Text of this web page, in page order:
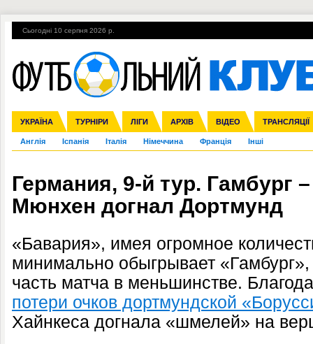
Сьогодні 10 серпня 2026 р.
УКРАЇНА ТУРНІРИ ЛІГИ АРХІВ ВІДЕО ТРАНСЛЯЦІЇ
Збірна Прем'єр-ліга Перша ліга Друга ліга Кубок України
Ліга чемпіонів Ліга Європи Міжнародні Ліга націй Ліга
Англія Іспанія Італія Німеччина Франція Інші
ЧС-2014 ЄВРО-2016 Росія Кубок конфедерацій ЧЄ-2015 (U-
Гарячі теми УПЛ, 2-й тур ВІЙНА УПЛ-ПЕРЕХОДИ
Германия, 9-й тур. Гамбург
Мюнхен догнал Дортмунд
«Бавария», имея огромное
минимально обыгрывает
часть матча в меньшинстве.
потери очков дортмундской
Хайнкеса догнала «шмелей» на